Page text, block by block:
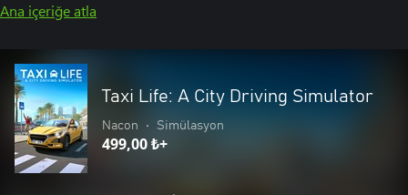
Ana içeriğe atla
Taxi Life: A City Driving Simulator
Nacon • Simülasyon
499,00 ₺+